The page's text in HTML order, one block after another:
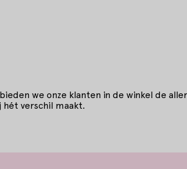
we onze klanten in de winkel de
verschil maakt.